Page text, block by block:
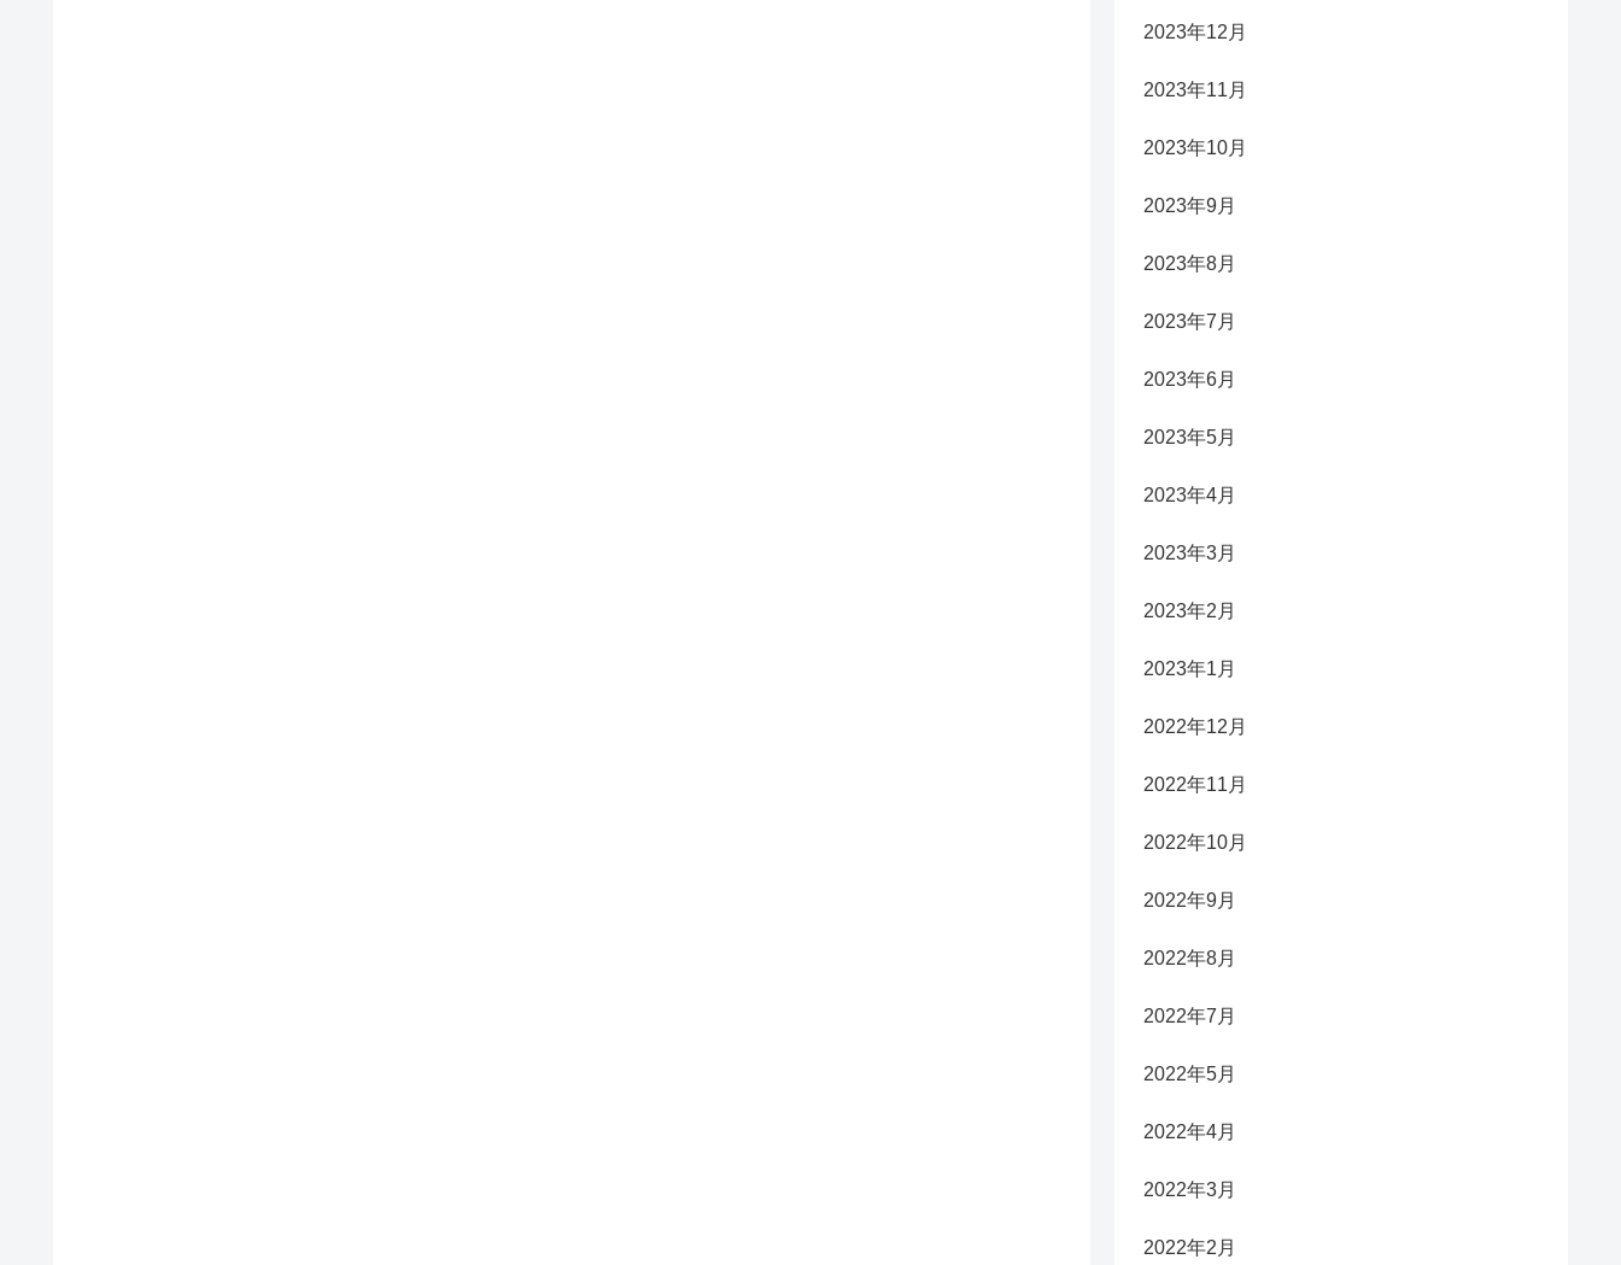
2023年12月
2023年11月
2023年10月
2023年9月
2023年8月
2023年7月
2023年6月
2023年5月
2023年4月
2023年3月
2023年2月
2023年1月
2022年12月
2022年11月
2022年10月
2022年9月
2022年8月
2022年7月
2022年5月
2022年4月
2022年3月
2022年2月